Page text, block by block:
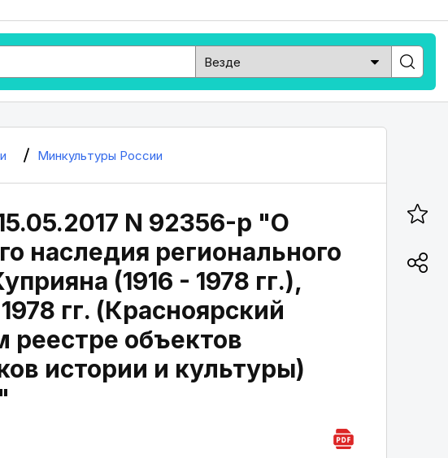
Минкультуры России
N 92356-р "О
наследия регионального
(1916 - 1978 гг.),
гг. (Красноярский
реестре объектов
истории и культуры)